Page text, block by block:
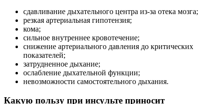
сдавливание дыхательного центра из-за отека мозга;
резкая артериальная гипотензия;
кома;
сильное внутреннее кровотечение;
снижение артериального давления до критических
показателей;
затрудненное дыхание;
ослабление дыхательной функции;
невозможности самостоятельного дыхания.
Какую пользу при инсульте приносит